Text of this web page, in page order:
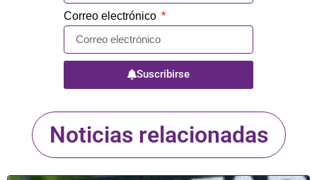
Correo electrónico
Suscribirse
Noticias relacionadas